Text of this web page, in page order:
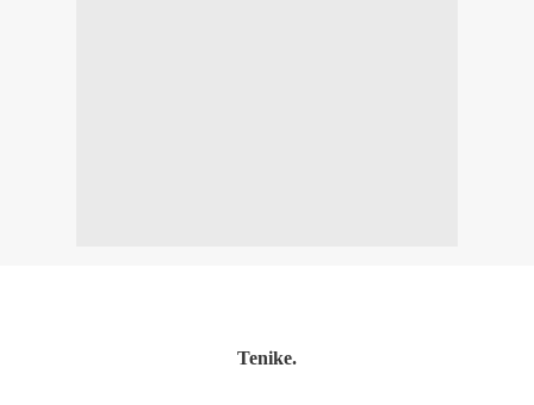
Tenike.